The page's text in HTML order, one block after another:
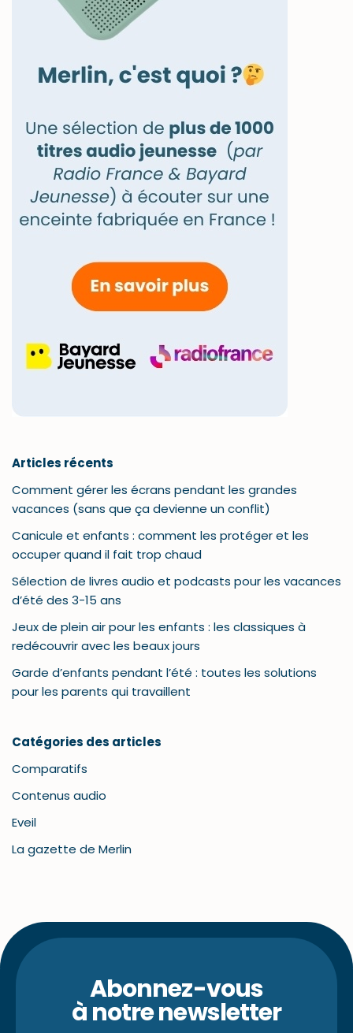
Articles récents
Comment gérer les écrans pendant les grandes
vacances (sans que ça devienne un conflit)
Canicule et enfants : comment les protéger et les
occuper quand il fait trop chaud
Sélection de livres audio et podcasts pour les vacances
d’été des 3-15 ans
Jeux de plein air pour les enfants : les classiques à
redécouvrir avec les beaux jours
Garde d’enfants pendant l’été : toutes les solutions
pour les parents qui travaillent
Catégories des articles
Comparatifs
Contenus audio
Eveil
La gazette de Merlin
Abonnez-vous
à notre newsletter